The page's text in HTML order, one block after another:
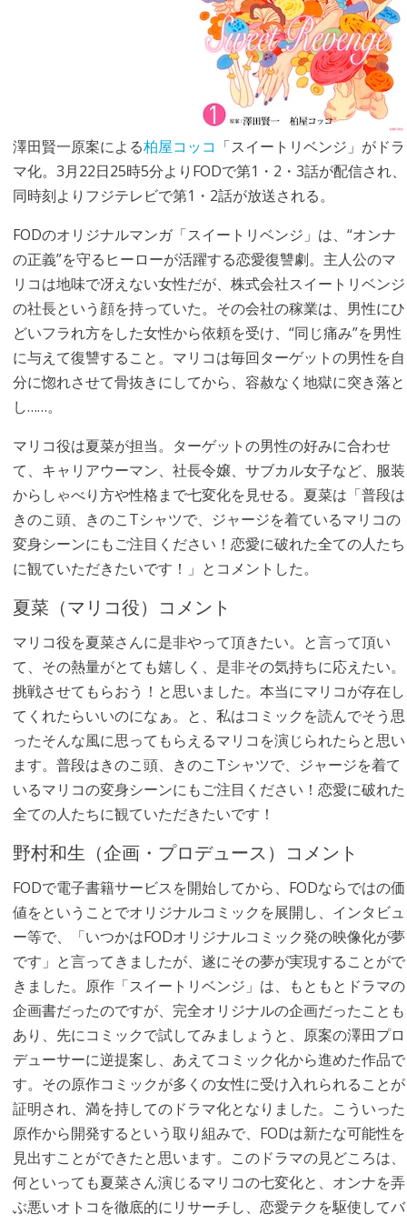
澤田賢一原案による柏屋コッコ 「スイートリベンジ」がドラ
マ化。3月22日25時5分よりFODで第1・2・3話が配信され、
同時刻よりフジテレビで第1・2話が放送される。
FODのオリジナルマンガ「スイートリベンジ」は、“オンナ
の正義”を守るヒーローが活躍する恋愛復讐劇。主人公のマ
リコは地味で冴えない女性だが、株式会社スイートリベンジ
の社長という顔を持っていた。その会社の稼業は、男性にひ
どいフラれ方をした女性から依頼を受け、“同じ痛み”を男性
に与えて復讐すること。マリコは毎回ターゲットの男性を自
分に惚れさせて骨抜きにしてから、容赦なく地獄に突き落と
し……。
マリコ役は夏菜が担当。ターゲットの男性の好みに合わせ
て、キャリアウーマン、社長令嬢、サブカル女子など、服装
からしゃべり方や性格まで七変化を見せる。夏菜は「普段は
きのこ頭、きのこTシャツで、ジャージを着ているマリコの
変身シーンにもご注目ください！恋愛に破れた全ての人たち
に観ていただきたいです！」とコメントした。
夏菜（マリコ役）コメント
マリコ役を夏菜さんに是非やって頂きたい。と言って頂い
て、その熱量がとても嬉しく、是非その気持ちに応えたい。
挑戦させてもらおう！と思いました。本当にマリコが存在し
てくれたらいいのになぁ。と、私はコミックを読んでそう思
ったそんな風に思ってもらえるマリコを演じられたらと思い
ます。普段はきのこ頭、きのこTシャツで、ジャージを着て
いるマリコの変身シーンにもご注目ください！恋愛に破れた
全ての人たちに観ていただきたいです！
野村和生（企画・プロデュース）コメント
FODで電子書籍サービスを開始してから、FODならではの価
値をということでオリジナルコミックを展開し、インタビュ
ー等で、「いつかはFODオリジナルコミック発の映像化が夢
です」と言ってきましたが、遂にその夢が実現することがで
きました。原作「スイートリベンジ」は、もともとドラマの
企画書だったのですが、完全オリジナルの企画だったことも
あり、先にコミックで試してみましょうと、原案の澤田プロ
デューサーに逆提案し、あえてコミック化から進めた作品で
す。その原作コミックが多くの女性に受け入れられることが
証明され、満を持してのドラマ化となりました。こういった
原作から開発するという取り組みで、FODは新たな可能性を
見出すことができたと思います。このドラマの見どころは、
何といっても夏菜さん演じるマリコの七変化と、オンナを弄
ぶ悪いオトコを徹底的にリサーチし、恋愛テクを駆使してバ